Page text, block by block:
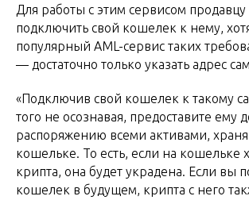
Для работы с этим сервисом продавцу
подключить свой кошелек к нему,
популярный AML-сервис таких
— достаточно только указать адрес
«Подключив свой кошелек к такому
того не осознавая, предоставите ему
распоряжению всеми активами,
кошельке. То есть, если на кошельке
крипта, она будет украдена. Если вы
кошелек в будущем, крипта с него